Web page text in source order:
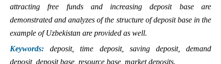
attracting free funds and increasing deposit base are
demonstrated and analyzes of the structure of deposit base in the
example of Uzbekistan are provided as well.
Keywords: deposit, time deposit, saving deposit, demand
deposit, deposit base, resource base, market deposits.